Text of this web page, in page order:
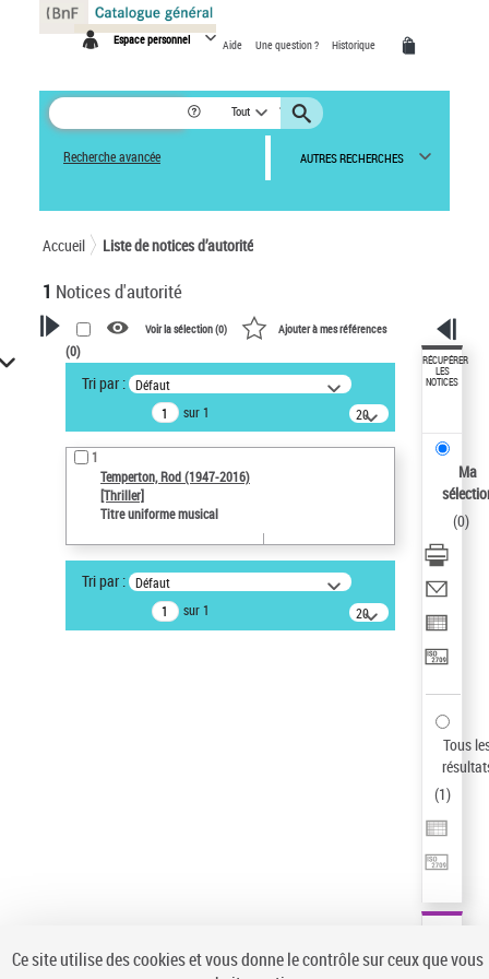
Espace personnel Aide Une question ? Historique
Tout
Recherche avancée AUTRES RECHERCHES
Accueil Liste de notices d’autorité
1 Notices d'autorité
VOTRE RECHERCHE
Recherche avancée dans les
notices d’autorité
Œuvres liées à l'auteur :
Temperton, Rod (1947-2016)
Type de notice d'autorité
Type de notice d'autorité
Voir la sélection (0) Ajouter à mes références
(0)
Tri par : Défaut
sur 1
20
résultats/page
1
Temperton, Rod (1947-2016)
[Thriller]
Titre uniforme musical
Tri par : Défaut
sur 1
20
résultats/page
RÉCUPÉRER
LES
NOTICES
Ma
(0)
Tous
(1)
Panneau de gestion des cookies
Ce site utilise des cookies et vous donne le contrôle sur ceux que vous